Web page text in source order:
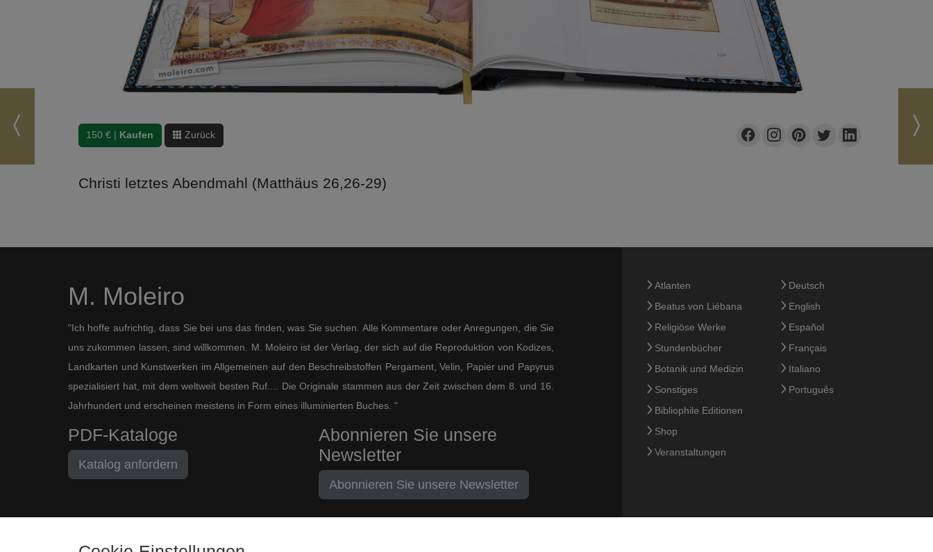
150 € | Kaufen Zurück
Christi letztes Abendmahl (Matthäus 26,26-29)
M. Moleiro
"Ich hoffe aufrichtig, dass Sie bei uns das finden, was Sie suchen. Alle Kommentare oder Anregungen, die Sie
uns zukommen lassen, sind willkommen. M. Moleiro ist der Verlag, der sich auf die Reproduktion von Kodizes,
Landkarten und Kunstwerken im Allgemeinen auf den Beschreibstoffen Pergament, Velin, Papier und Papyrus
spezialisiert hat, mit dem weltweit besten Ruf.... Die Originale stammen aus der Zeit zwischen dem 8. und 16.
Jahrhundert und erscheinen meistens in Form eines illuminierten Buches. "
PDF-Kataloge
Katalog anfordern
Abonnieren Sie unsere
Newsletter
Abonnieren Sie unsere Newsletter
Atlanten
Beatus von Liébana
Religiöse Werke
Stundenbücher
Botanik und Medizin
Sonstiges
Bibliophile Editionen
Shop
Veranstaltungen
Deutsch
English
Español
Français
Italiano
Português